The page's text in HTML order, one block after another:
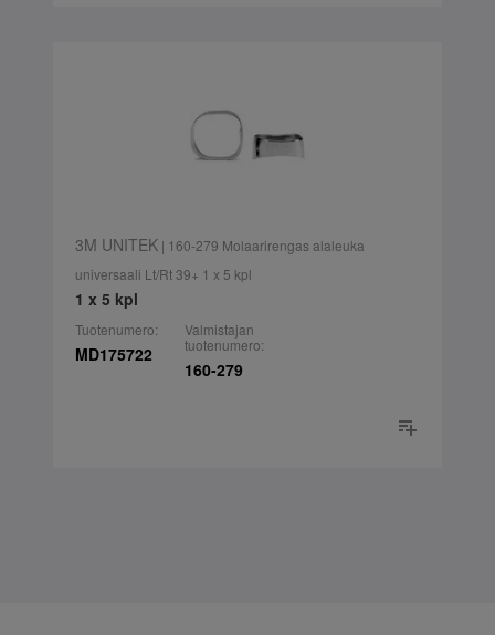
3M UNITEK| 160-279 Molaarirengas alaleuka
universaali Lt/Rt 39+ 1 x 5 kpl
1 x 5 kpl
Tuotenumero:
MD175722
Valmistajan
tuotenumero:
160-279